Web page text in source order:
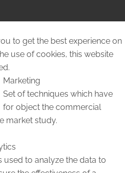
to get the best experience on
use of cookies, this website
Marketing
Set of techniques which have
for object the commercial
market study.
used to analyze the data to